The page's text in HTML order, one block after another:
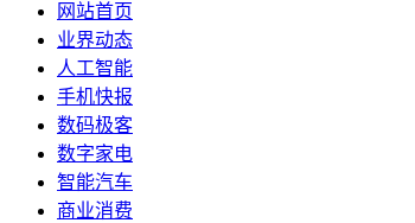
网站首页
业界动态
人工智能
手机快报
数码极客
数字家电
智能汽车
商业消费
岚图泰山凭实力“出圈” 2026世界奶业大会出行保
REDMI首发！高通骁龙8E5V Series实测：主流手
疑似梁文锋早期微博被扒 曾单人闯无人区被困一